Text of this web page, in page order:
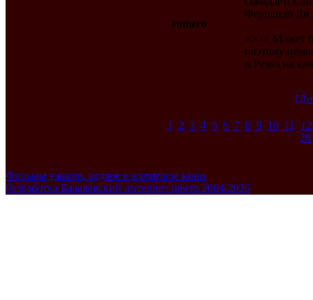
romero
Фернандо Ди
>>>> Может
поэтому
и Резня на
1 2 3 4 5 6 7 8 9 10 11
12
26
Фильмы ужасов, редкое и культовое кино
Разработка Балаковский интернет центр 2004-2026